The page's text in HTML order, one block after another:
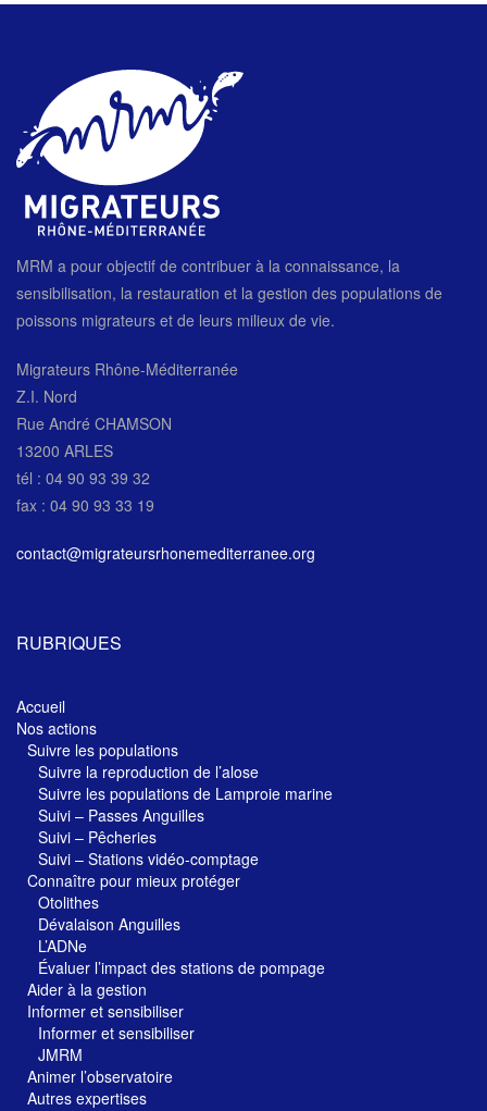
MRM a pour objectif de contribuer à la connaissance, la
sensibilisation, la restauration et la gestion des populations de
poissons migrateurs et de leurs milieux de vie.
Migrateurs Rhône-Méditerranée
Z.I. Nord
Rue André CHAMSON
13200 ARLES
tél : 04 90 93 39 32
fax : 04 90 93 33 19
contact@migrateursrhonemediterranee.org
RUBRIQUES
Accueil
Nos actions
Suivre les populations
Suivre la reproduction de l’alose
Suivre les populations de Lamproie marine
Suivi – Passes Anguilles
Suivi – Pêcheries
Suivi – Stations vidéo-comptage
Connaître pour mieux protéger
Otolithes
Dévalaison Anguilles
L’ADNe
Évaluer l’impact des stations de pompage
Aider à la gestion
Informer et sensibiliser
Informer et sensibiliser
JMRM
Animer l’observatoire
Autres expertises